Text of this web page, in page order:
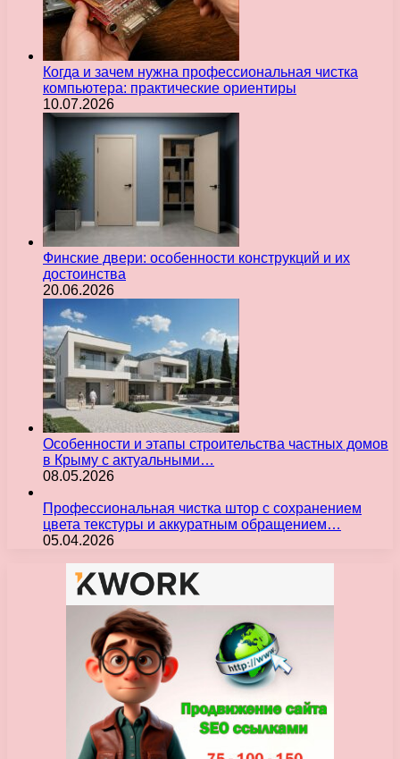
Когда и зачем нужна профессиональная чистка
компьютера: практические ориентиры
10.07.2026
Финские двери: особенности конструкций и их
достоинства
20.06.2026
Особенности и этапы строительства частных домов
в Крыму с актуальными…
08.05.2026
Профессиональная чистка штор с сохранением
цвета текстуры и аккуратным обращением…
05.04.2026